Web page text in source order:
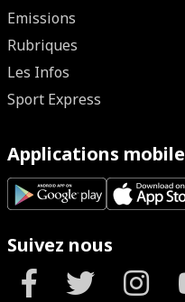
Emissions
Rubriques
Les Infos
Sport Express
Applications mobile
Suivez nous